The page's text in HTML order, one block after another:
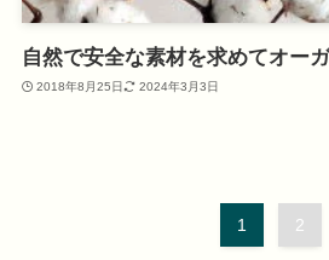
自然で安全な素材を求めてオー
2018年8月25日 2024年3月3日
1 2